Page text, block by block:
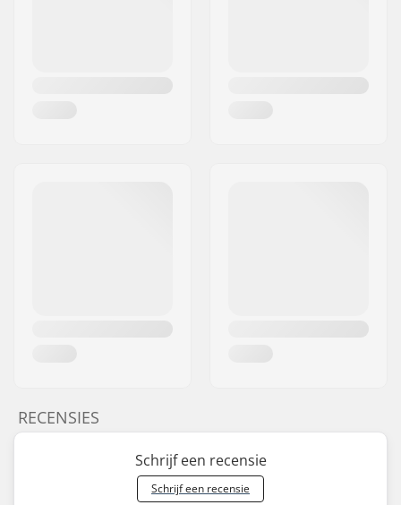
RECENSIES
Schrijf een recensie
Schrijf een recensie